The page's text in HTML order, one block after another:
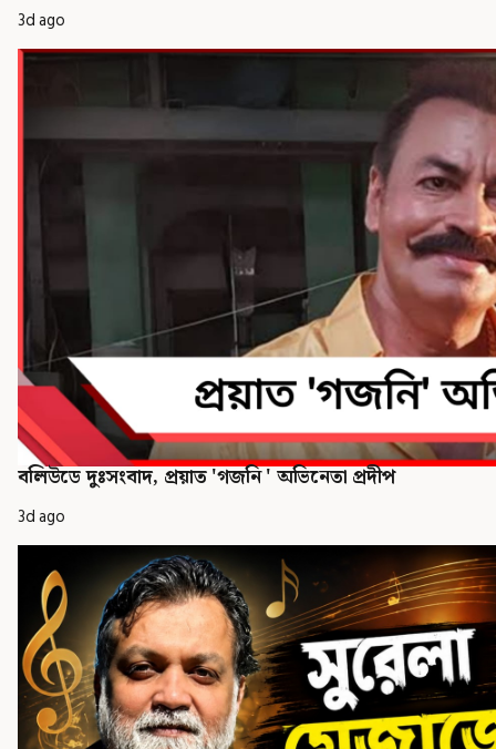
3d ago
বলিউডে দুঃসংবাদ, প্রয়াত 'গজনি ' অভিনেতা প্রদীপ
3d ago